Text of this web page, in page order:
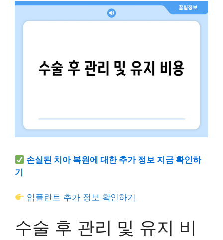
손실된 치아 복원에 대한 추가 정보 지금 확인하
기
임플란트 추가 정보 확인하기
수술 후 관리 및 유지 비